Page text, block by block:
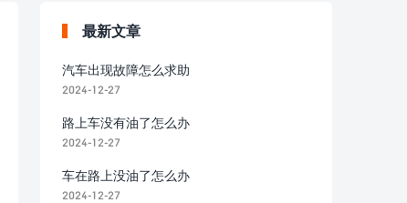
最新文章
汽车出现故障怎么求助
2024-12-27
路上车没有油了怎么办
2024-12-27
车在路上没油了怎么办
2024-12-27